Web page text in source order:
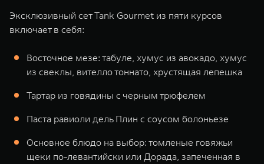
Эксклюзивный сет Tank Gourmet из пяти курсов
включает в себя:
Восточное мезе: табуле, хумус из авокадо, хумус
из свеклы, вителло тоннато, хрустящая лепешка
Тартар из говядины с черным трюфелем
Паста равиоли дель Плин с соусом болоньезе
Основное блюдо на выбор: томленые говяжьи
щеки по-левантийски или Дорада, запеченная в